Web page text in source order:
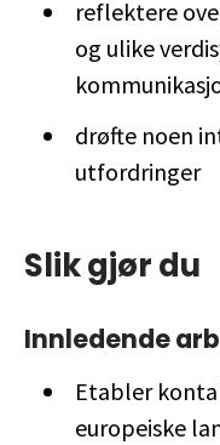
reflektere
og ulike
drøfte noen
utfordringer
Slik gjør du
Innledende
Etabler
europeiske